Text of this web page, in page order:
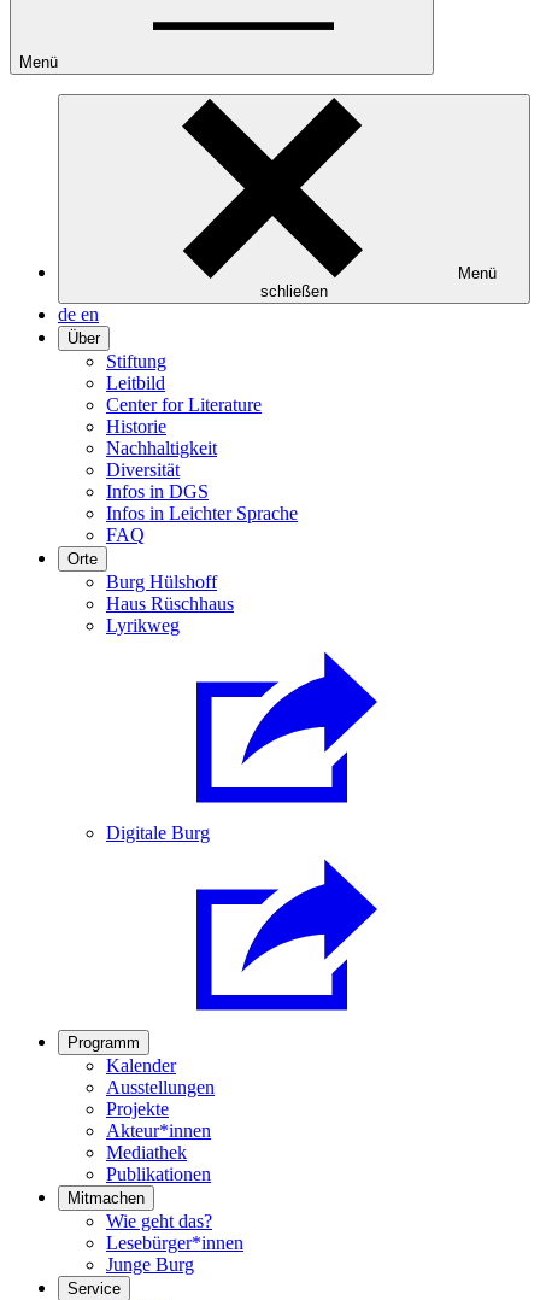
Menü
Menü
schließen
de en
Über
Stiftung
Leitbild
Center for Literature
Historie
Nachhaltigkeit
Diversität
Infos in DGS
Infos in Leichter Sprache
FAQ
Orte
Burg Hülshoff
Haus Rüschhaus
Lyrikweg
Digitale Burg
Programm
Kalender
Ausstellungen
Projekte
Akteur*innen
Mediathek
Publikationen
Mitmachen
Wie geht das?
Lesebürger*innen
Junge Burg
Service